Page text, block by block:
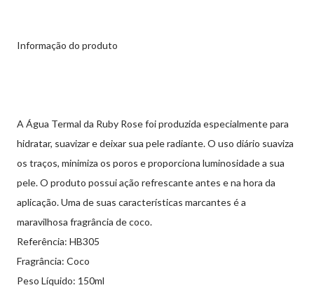
Informação do produto
A Água Termal da Ruby Rose foi produzida especialmente para
hidratar, suavizar e deixar sua pele radiante. O uso diário suaviza
os traços, minimiza os poros e proporciona luminosidade a sua
pele. O produto possui ação refrescante antes e na hora da
aplicação. Uma de suas características marcantes é a
maravilhosa fragrância de coco.
Referência: HB305
Fragrância: Coco
Peso Líquido: 150ml